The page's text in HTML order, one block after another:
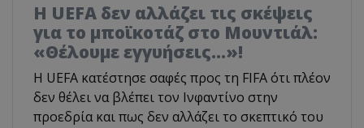
Η UEFA δεν αλλάζει τις σκέψεις
για το μποϊκοτάζ στο Μουντιάλ:
«Θέλουμε εγγυήσεις...»!
Η UEFA κατέστησε σαφές προς τη FIFA ότι πλέον
δεν θέλει να βλέπει τον Ινφαντίνο στην
προεδρία και πως δεν αλλάζει το σκεπτικό του